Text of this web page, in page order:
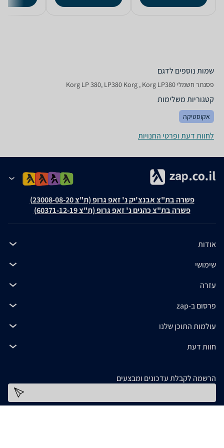
שמות נוספים לדגם
‏פסנתר חשמלי Korg LP 380, LP380 Korg , Korg LP380
קטגוריות משלימות
אקוסטיקה
לחוות דעת ופרטי החנויות
פשרה בת"צ אבנצ'יק נ' זאפ גרופ (ת"צ 23008-08-20)
פשרה בת"צ כהנים נ' זאפ גרופ (ת"צ 60371-12-19)
אודות
שימושי
עזרה
פרסום ב-zap
עולמות התוכן שלנו
חוות דעת
הרשמה לקבלת עדכונים ומבצעים